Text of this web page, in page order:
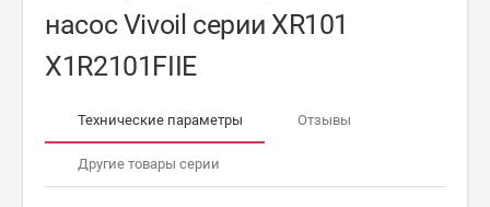
насос Vivoil серии XR101
X1R2101FIIE
Технические параметры Отзывы
Другие товары серии